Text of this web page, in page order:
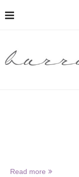
Read more